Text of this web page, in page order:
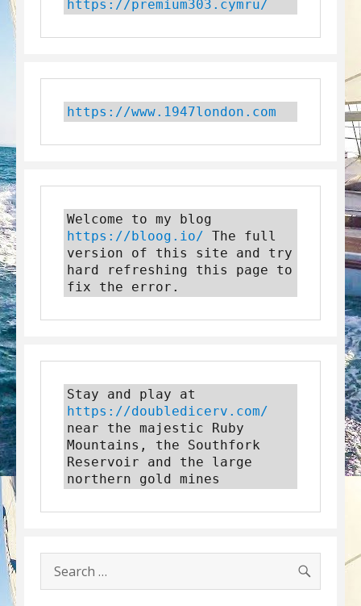
https://premium303.cymru/
https://www.1947london.com
https://bloog.io/ The full
version of this site and try
hard refreshing this page to
fix the error.
https://doubledicerv.com/
near the majestic Ruby
Mountains, the Southfork
Reservoir and the large
northern gold mines
Search
for: